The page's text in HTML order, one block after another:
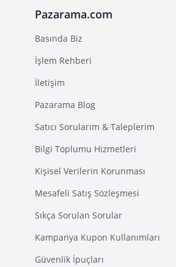
Pazarama.com
Basında Biz
İşlem Rehberi
İletişim
Pazarama Blog
Satıcı Sorularım & Taleplerim
Bilgi Toplumu Hizmetleri
Kişisel Verilerin Korunması
Mesafeli Satış Sözleşmesi
Sıkça Sorulan Sorular
Kampanya Kupon Kullanımları
Güvenlik İpuçları